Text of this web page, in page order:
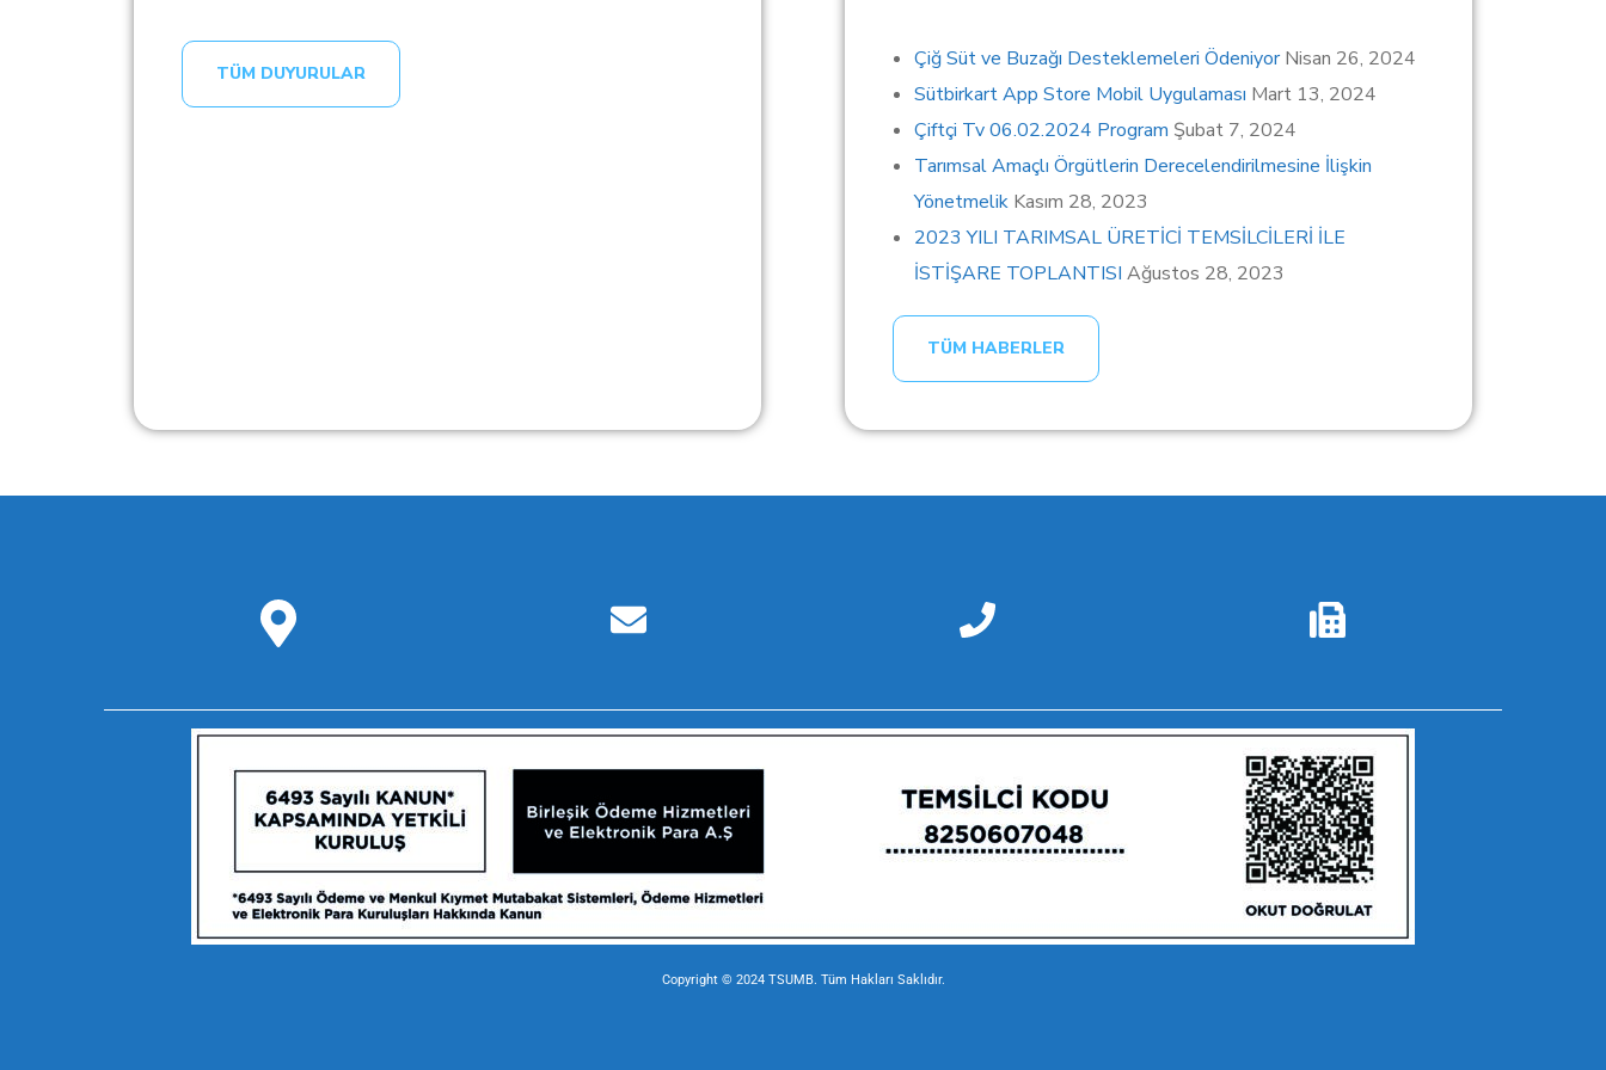
TÜM DUYURULAR
Çiğ Süt ve Buzağı Desteklemeleri Ödeniyor Nisan 26, 2024
Sütbirkart App Store Mobil Uygulaması Mart 13, 2024
Çiftçi Tv 06.02.2024 Program Şubat 7, 2024
Tarımsal Amaçlı Örgütlerin Derecelendirilmesine İlişkin
Yönetmelik Kasım 28, 2023
2023 YILI TARIMSAL ÜRETİCİ TEMSİLCİLERİ İLE
İSTİŞARE TOPLANTISI Ağustos 28, 2023
TÜM HABERLER
Copyright © 2024 TSUMB. Tüm Hakları Saklıdır.